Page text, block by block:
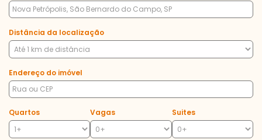
Distância da localização
Endereço do imóvel
Quartos Vagas Suites